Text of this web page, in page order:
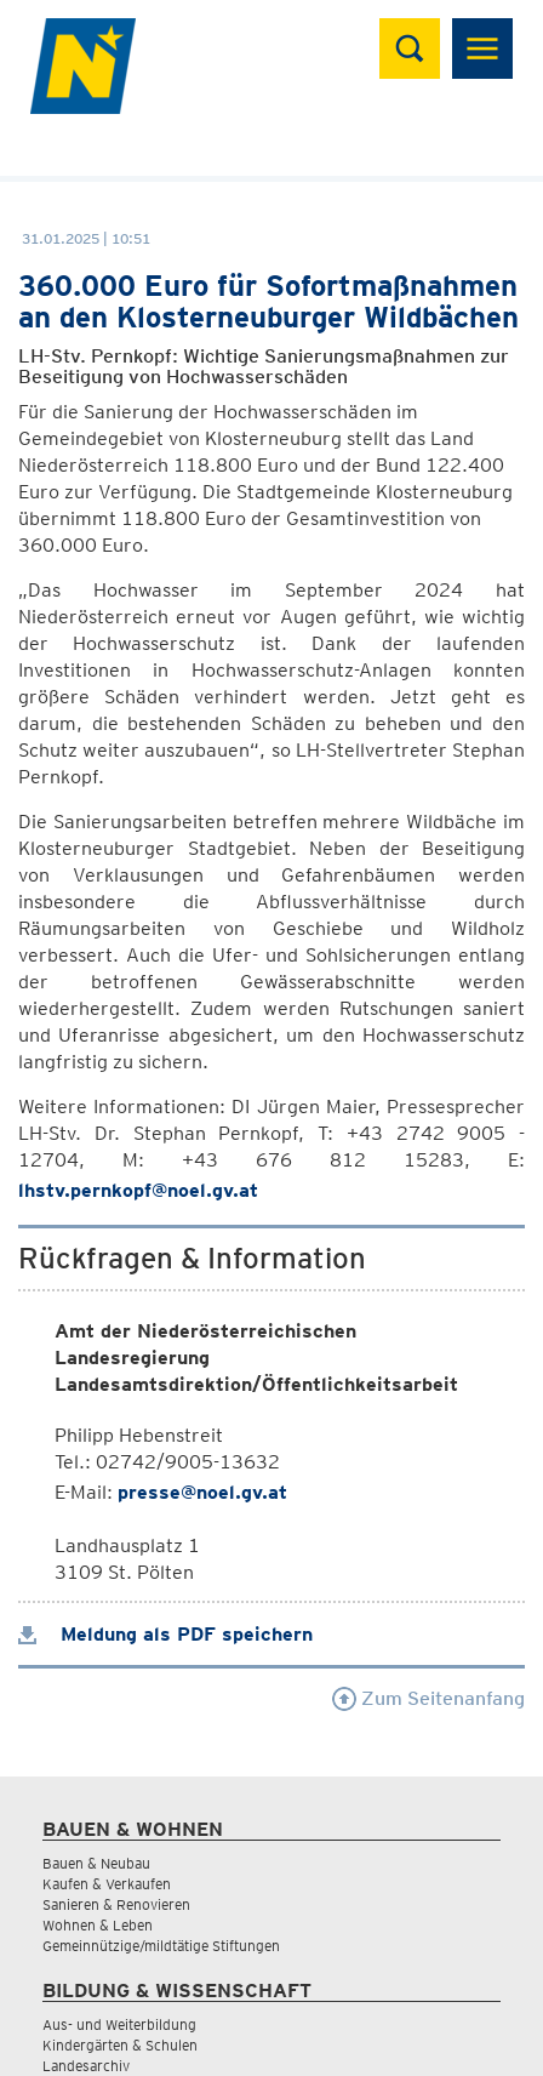
Suchen
31.01.2025 | 10:51
360.000 Euro für Sofortmaßnahmen
an den Klosterneuburger Wildbächen
LH-Stv. Pernkopf: Wichtige Sanierungsmaßnahmen zur
Beseitigung von Hochwasserschäden
Für die Sanierung der Hochwasserschäden im
Gemeindegebiet von Klosterneuburg stellt das Land
Niederösterreich 118.800 Euro und der Bund 122.400
Euro zur Verfügung. Die Stadtgemeinde Klosterneuburg
übernimmt 118.800 Euro der Gesamtinvestition von
360.000 Euro.
„Das Hochwasser im September 2024 hat
Niederösterreich erneut vor Augen geführt, wie wichtig
der Hochwasserschutz ist. Dank der laufenden
Investitionen in Hochwasserschutz-Anlagen konnten
größere Schäden verhindert werden. Jetzt geht es
darum, die bestehenden Schäden zu beheben und den
Schutz weiter auszubauen“, so LH-Stellvertreter Stephan
Pernkopf.
Die Sanierungsarbeiten betreffen mehrere Wildbäche im
Klosterneuburger Stadtgebiet. Neben der Beseitigung
von Verklausungen und Gefahrenbäumen werden
insbesondere die Abflussverhältnisse durch
Räumungsarbeiten von Geschiebe und Wildholz
verbessert. Auch die Ufer- und Sohlsicherungen entlang
der betroffenen Gewässerabschnitte werden
wiederhergestellt. Zudem werden Rutschungen saniert
und Uferanrisse abgesichert, um den Hochwasserschutz
langfristig zu sichern.
Weitere Informationen: DI Jürgen Maier, Pressesprecher
LH-Stv. Dr. Stephan Pernkopf, T: +43 2742 9005 -
12704, M: +43 676 812 15283, E:
lhstv.pernkopf@noel.gv.at
Rückfragen & Information
Amt der Niederösterreichischen
Landesregierung
Landesamtsdirektion/Öffentlichkeitsarbeit
Philipp Hebenstreit
Tel.: 02742/9005-13632
E-Mail: presse@noel.gv.at
Landhausplatz 1
3109 St. Pölten
Meldung als PDF speichern
Zum Seitenanfang
BAUEN & WOHNEN
Bauen & Neubau
Kaufen & Verkaufen
Sanieren & Renovieren
Wohnen & Leben
Gemeinnützige/mildtätige Stiftungen
BILDUNG & WISSENSCHAFT
Aus- und Weiterbildung
Kindergärten & Schulen
Landesarchiv